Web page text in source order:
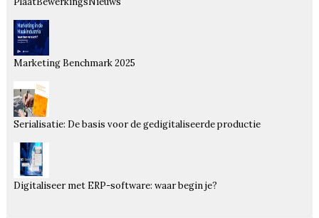
Marketing Benchmark 2025
Serialisatie: De basis voor de gedigitaliseerde productie
Digitaliseer met ERP-software: waar begin je?